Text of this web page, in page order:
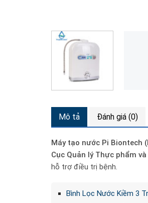
Mô tả Đánh giá (0)
Máy tạo nước Pi Biontech
Cục Quản lý Thực phẩm
hỗ trợ điều trị bệnh.
Bình Lọc Nước Kiềm 3